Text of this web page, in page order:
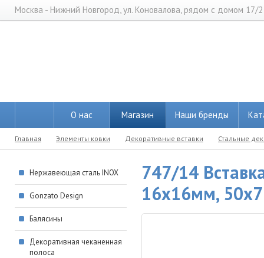
Москва - Нижний Новгород, ул. Коновалова, рядом с домом 17/2
О нас Магазин Наши бренды
Главная Элементы ковки Декоративные вставки Стальные
Нержавеющая сталь INOX
Gonzato Design
Балясины
Декоративная чеканенная
полоса
747/14
16х16мм,